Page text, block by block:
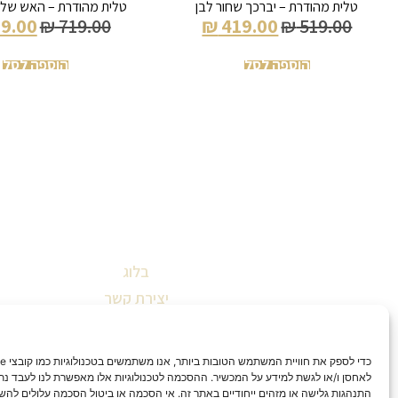
לאחסן ו/או לגשת למידע על המכשיר. ההסכמה לטכנולוגיות אלו מאפשרת לנו לעבד
התנהגות גלישה או מזהים ייחודיים באתר זה. אי הסכמה או ביטול הסכמה עלולים
טלית מהודרת – יברכך שחור לבן
₪519.00
₪419.00
הוספה לסל
טלית מהודרת – האש
₪719.00
הוספה לסל
בלוג
יצירת קשר
הצהרת נגישות